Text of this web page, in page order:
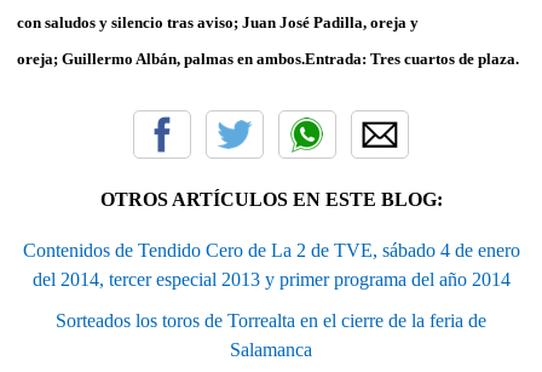
con saludos y silencio tras aviso; Juan José Padilla, oreja y
oreja; Guillermo Albán, palmas en ambos.Entrada: Tres cuartos de plaza.
OTROS ARTÍCULOS EN ESTE BLOG:
Contenidos de Tendido Cero de La 2 de TVE, sábado 4 de enero
del 2014, tercer especial 2013 y primer programa del año 2014
Sorteados los toros de Torrealta en el cierre de la feria de
Salamanca